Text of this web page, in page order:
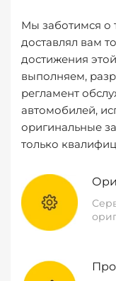
Мы заботимся о
доставлял вам
достижения
выполняем,
регламент
автомобилей,
оригинальные
только